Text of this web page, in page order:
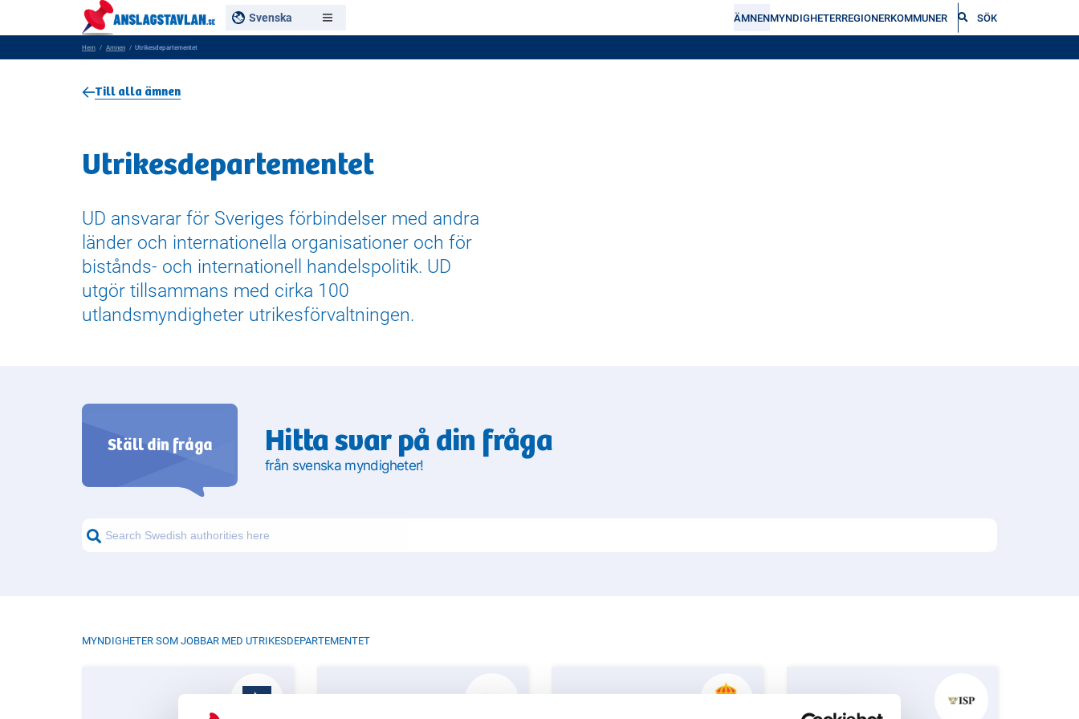
Svenska ÄMNENMYNDIGHETERREGIONERKOMMUNER SÖK
Hem Amnen Utrikesdepartementet
Till alla ämnen
Utrikes­­departementet
UD ansvarar för Sveriges förbindelser med andra
länder och internationella organisationer och för
bistånds- och internationell handelspolitik. UD
utgör tillsammans med cirka 100
utlandsmyndigheter utrikesförvaltningen.
Ställ din fråga Hitta svar på din fråga
från svenska myndigheter!
MYNDIGHETER SOM JOBBAR MED UTRIKES­­DEPARTEMENTET